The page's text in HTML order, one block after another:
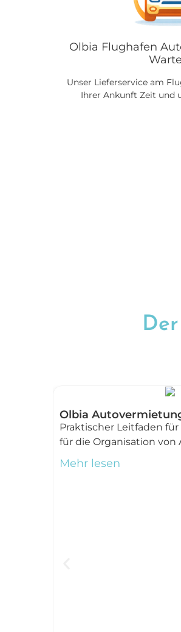
Olbia Flughafen
Unser Lieferservice am
Ihrer Ankunft Zeit und
Olbia
Praktischer Leitfaden
für die Organisation von
Mehr lesen